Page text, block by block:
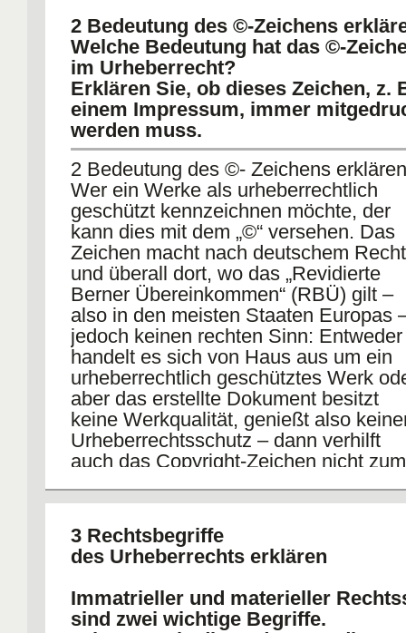
2 Bedeutung des ©-Zeichens
Welche Bedeutung hat das ©-
im Urheberrecht?
Erklären Sie, ob dieses Zeichen, z.
einem Impressum, immer
werden muss.
2 Bedeutung des ©- Zeichens erklären
Wer ein Werke als urheberrechtlich
geschützt kennzeichnen möchte, der
kann dies mit dem „©“ versehen. Das
Zeichen macht nach deutschem Recht
und überall dort, wo das „Revidierte
Berner Übereinkommen“ (RBÜ) gilt –
also in den meisten Staaten Europas
jedoch keinen rechten Sinn: Entweder
handelt es sich von Haus aus um ein
urheberrechtlich geschütztes Werk
aber das erstellte Dokument besitzt
keine Werkqualität, genießt also
Urheberrechtsschutz – dann verhilft
auch das Copyright-Zeichen nicht zum
Europa nirgendwo registriert werden,
um urheberrechtlich geschützt zu sein.
3 Rechtsbegriffe
des Urheberrechts erklären
Immatrieller und materieller
sind zwei wichtige Begriffe.